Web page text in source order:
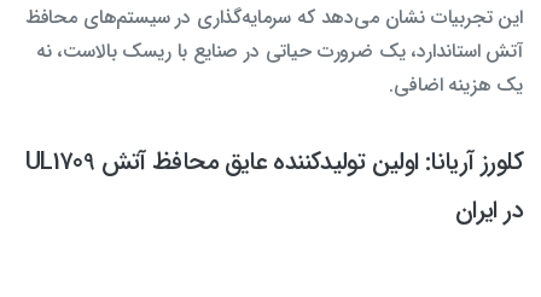
این تجربیات نشان می‌دهد که سرمایه‌گذاری در سیستم‌های محافظ
آتش استاندارد، یک ضرورت حیاتی در صنایع با ریسک بالاست، نه
یک هزینه اضافی.
کلورز آریانا: اولین تولیدکننده عایق محافظ آتش UL1709
در ایران